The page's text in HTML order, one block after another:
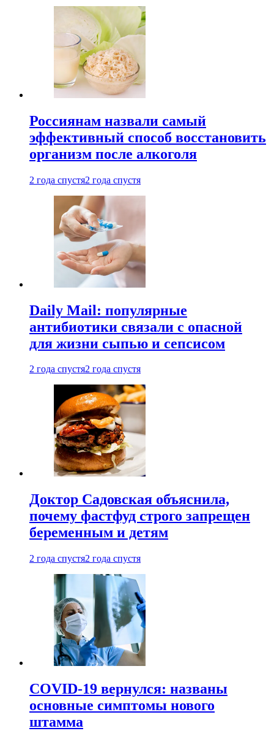
Россиянам назвали самый
эффективный способ восстановить
организм после алкоголя
2 года спустя2 года спустя
Daily Mail: популярные
антибиотики связали с опасной
для жизни сыпью и сепсисом
2 года спустя2 года спустя
Доктор Садовская объяснила,
почему фастфуд строго запрещен
беременным и детям
2 года спустя2 года спустя
COVID-19 вернулся: названы
основные симптомы нового
штамма